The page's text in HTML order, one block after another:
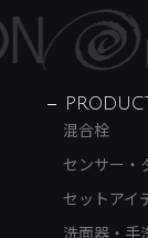
混合栓
センサー・
セットアイ
洗面器・手